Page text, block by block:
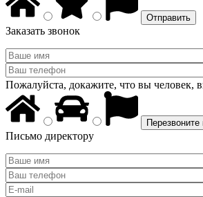
Заказать звонок
Пожалуйста, докажите, что вы человек,
Письмо директору